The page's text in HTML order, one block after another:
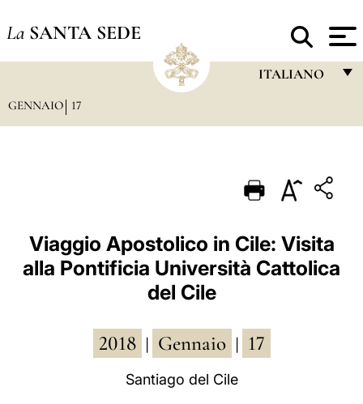
La SANTA SEDE
ITALIANO
PORTUGUÊS
ESPAÑOL
DEUTSCH
العربيّة
中文
GENNAIO 17
Viaggio Apostolico in Cile: Visita
alla Pontificia Università Cattolica
del Cile
2018 Gennaio 17
Santiago del Cile